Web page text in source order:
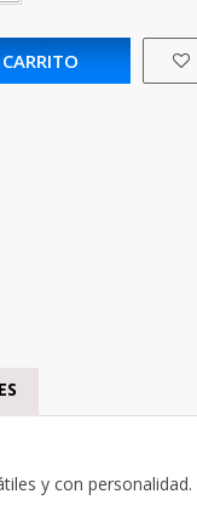
y con personalidad.